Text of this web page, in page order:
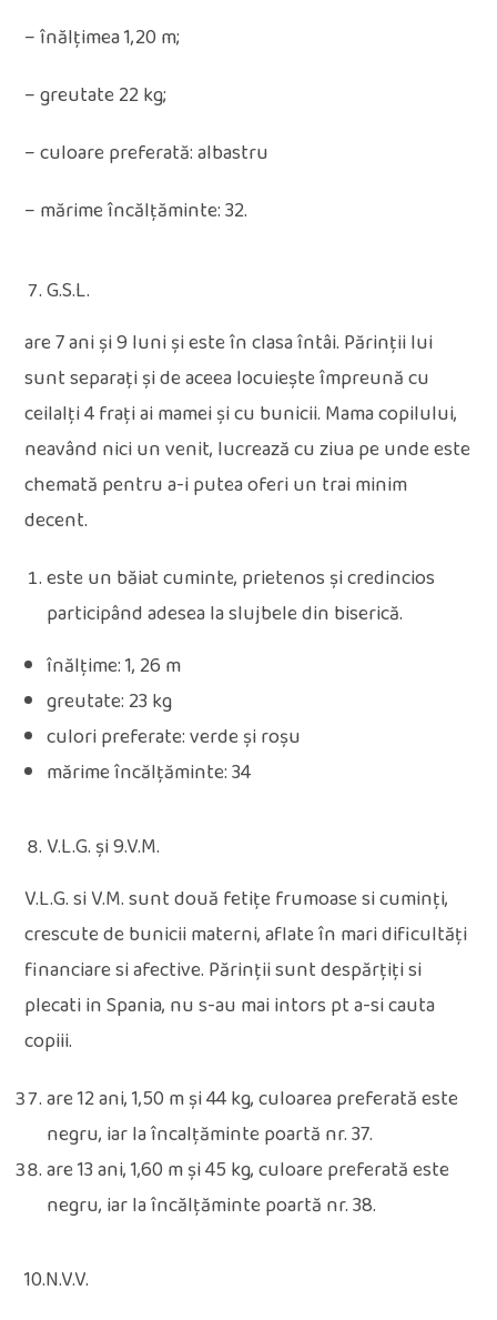
– înălțimea 1,20 m;
– greutate 22 kg;
– culoare preferată: albastru
– mărime încălțăminte: 32.
G.S.L.
are 7 ani și 9 luni și este în clasa întâi. Părinții lui
sunt separați și de aceea locuiește împreună cu
ceilalți 4 frați ai mamei și cu bunicii. Mama copilului,
neavând nici un venit, lucrează cu ziua pe unde este
chemată pentru a-i putea oferi un trai minim
decent.
este un băiat cuminte, prietenos și credincios
participând adesea la slujbele din biserică.
înălțime: 1, 26 m
greutate: 23 kg
culori preferate: verde și roșu
mărime încălțăminte: 34
V.L.G. și 9.V.M.
V.L.G. si V.M. sunt două fetițe frumoase si cuminți,
crescute de bunicii materni, aflate în mari dificultăți
financiare si afective. Părinții sunt despărțiți si
plecati in Spania, nu s-au mai intors pt a-si cauta
copiii.
are 12 ani, 1,50 m și 44 kg, culoarea preferată este
negru, iar la încalțăminte poartă nr. 37.
are 13 ani, 1,60 m și 45 kg, culoare preferată este
negru, iar la încălțăminte poartă nr. 38.
10.N.V.V.